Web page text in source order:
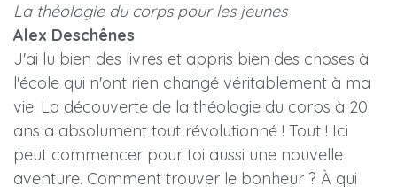
La théologie du corps pour les jeunes
Alex Deschênes
J'ai lu bien des livres et appris bien des choses à
l'école qui n'ont rien changé véritablement à ma
vie. La découverte de la théologie du corps à 20
ans a absolument tout révolutionné ! Tout ! Ici
peut commencer pour toi aussi une nouvelle
aventure. Comment trouver le bonheur ? À qui